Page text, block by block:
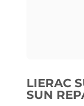
LIERAC
SUN